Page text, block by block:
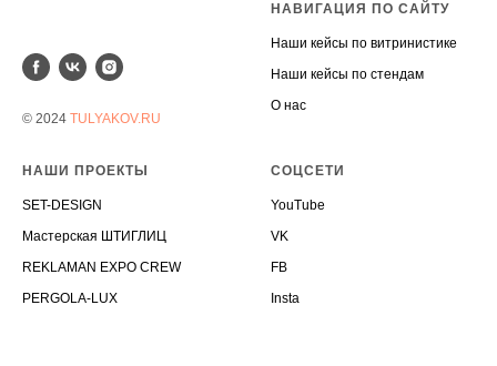
© 2024 TULYAKOV.RU
НАВИГАЦИЯ ПО САЙТУ
Наши кейсы по витринистике
Наши кейсы по стендам
О наc
НАШИ ПРОЕКТЫ
SET-DESIGN
Мастерская ШТИГЛИЦ
REKLAMAN EXPO CREW
PERGOLA-LUX
СОЦСЕТИ
YouTube
VK
FB
Insta